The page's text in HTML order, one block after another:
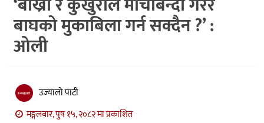
आर्थिक
विचार
मनोरञ्जन
बाघको मुकाबिला गर्न सक्दैन ?’ :
ओली
उज्यालो पाटी
मङ्गलबार, पुष १५, २०८२ मा प्रकाशित